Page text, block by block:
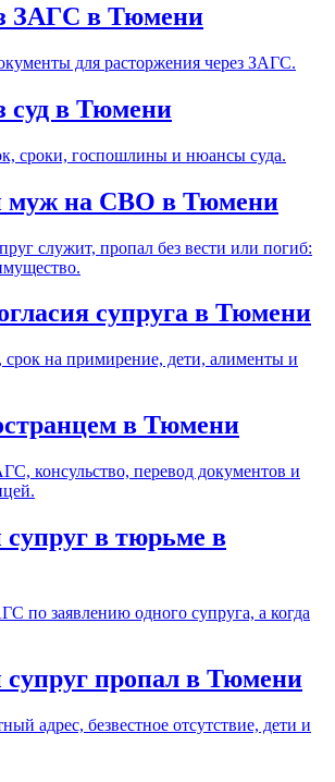
ЗАГС в Тюмени
для расторжения через ЗАГС.
суд в Тюмени
сроки, госпошлины и нюансы суда.
муж на СВО в Тюмени
служит, пропал без вести или погиб:
супруга в Тюмени
на примирение, дети, алименты и
в Тюмени
консульство, перевод документов и
супруг в тюрьме в
по заявлению одного супруга, а когда
супруг пропал в Тюмени
адрес, безвестное отсутствие, дети и